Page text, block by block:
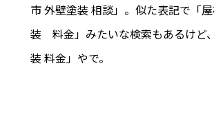
市 外壁塗装 相談」。似た表記で「
装 料金」みたいな検索もあるけど
装 料金」やで。